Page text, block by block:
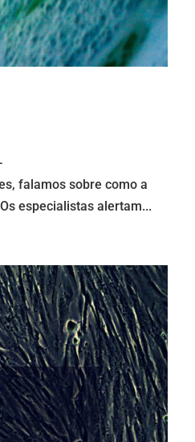
falamos sobre como a
especialistas alertam...